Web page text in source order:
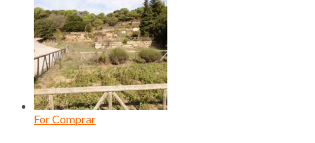
For Comprar